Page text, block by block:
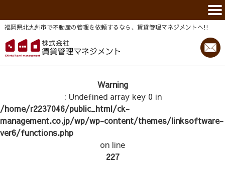
福岡県北九州市で不動産の管理を依頼するなら、賃貸管理マネジメントヘ!!
Warning
: Undefined array key 0 in
/home/r2237046/public_html/ck-
management.co.jp/wp/wp-content/themes/linksoftware-
ver6/functions.php
on line
227